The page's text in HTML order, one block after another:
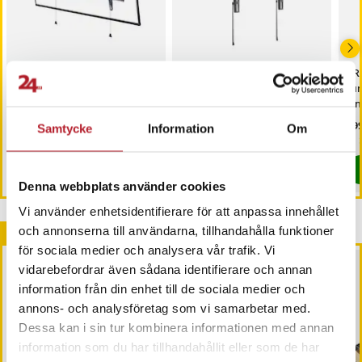
Samtycke Information Om
Denna webbplats använder cookies
Vi använder enhetsidentifierare för att anpassa innehållet
och annonserna till användarna, tillhandahålla funktioner
för sociala medier och analysera vår trafik. Vi
vidarebefordrar även sådana identifierare och annan
information från din enhet till de sociala medier och
annons- och analysföretag som vi samarbetar med.
Dessa kan i sin tur kombinera informationen med annan
information som du har tillhandahållit eller som de har
TV-väggfäste 43-90 tum
/ vinklingsbart TV-fäste /
väggfäste
:229 kr
229 kr
Sista exemplaret
TV-väggfäste 37-75 tum /
vinklingsbart TV-fäste /
upp till 75 kg
Pris:149 kr
149 kr
Andra köpte också
BÄSTSÄLJARE